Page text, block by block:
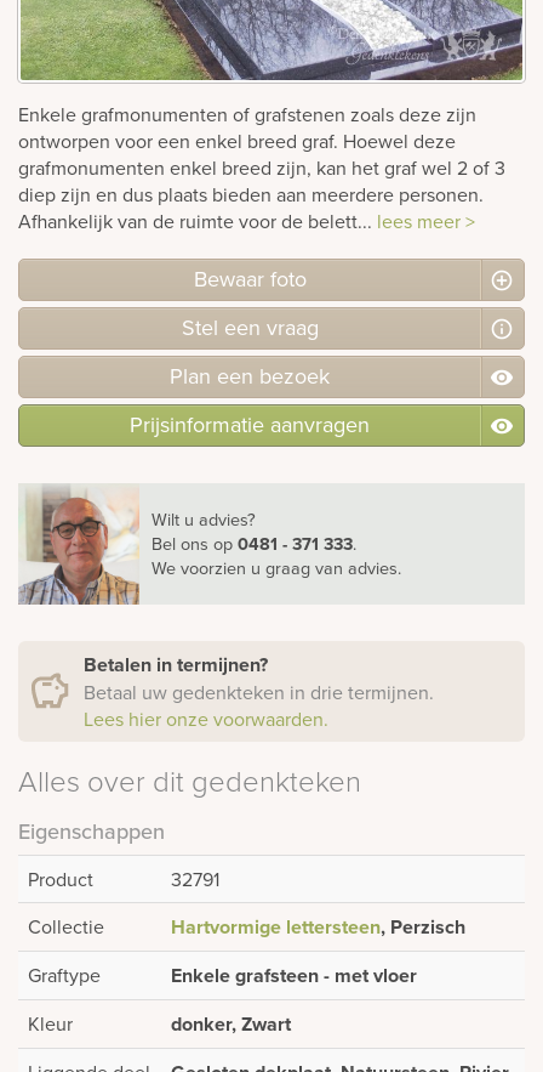
Enkele grafmonumenten of grafstenen zoals deze zijn
ontworpen voor een enkel breed graf. Hoewel deze
grafmonumenten enkel breed zijn, kan het graf wel 2 of 3
diep zijn en dus plaats bieden aan meerdere personen.
Afhankelijk van de ruimte voor de belett... lees meer >
Bewaar foto
Stel een vraag
Plan een bezoek
Prijsinformatie aanvragen
Wilt u advies?
Bel ons op0481 - 371 333.
We voorzien u graag van advies.
Betalen in termijnen?
Betaal uw gedenkteken in drie termijnen.
Lees hier onze voorwaarden.
Alles over dit gedenkteken
Eigenschappen
Product
32791
Collectie
Hartvormige lettersteen, Perzisch
Graftype Enkele grafsteen - met vloer
Kleur donker, Zwart